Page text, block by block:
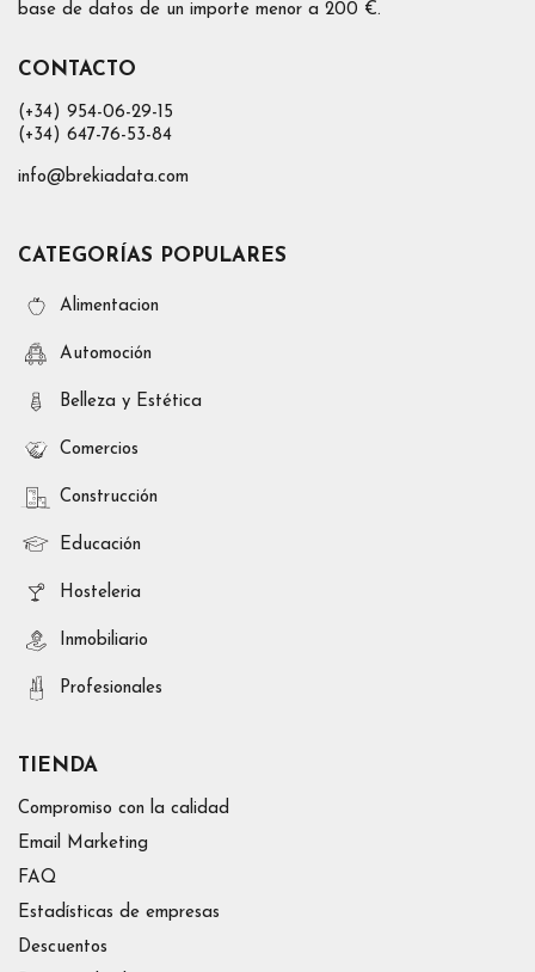
base de datos de un importe menor a 200 €.
CONTACTO
(+34) 954-06-29-15
(+34) 647-76-53-84
info@brekiadata.com
CATEGORÍAS POPULARES
Alimentacion
Automoción
Belleza y Estética
Comercios
Construcción
Educación
Hosteleria
Inmobiliario
Profesionales
TIENDA
Compromiso con la calidad
Email Marketing
FAQ
Estadísticas de empresas
Descuentos